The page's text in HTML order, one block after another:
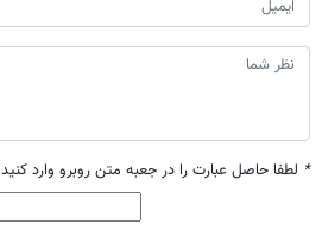
* لطفا حاصل عبارت را در جعبه متن روبرو وارد کنید